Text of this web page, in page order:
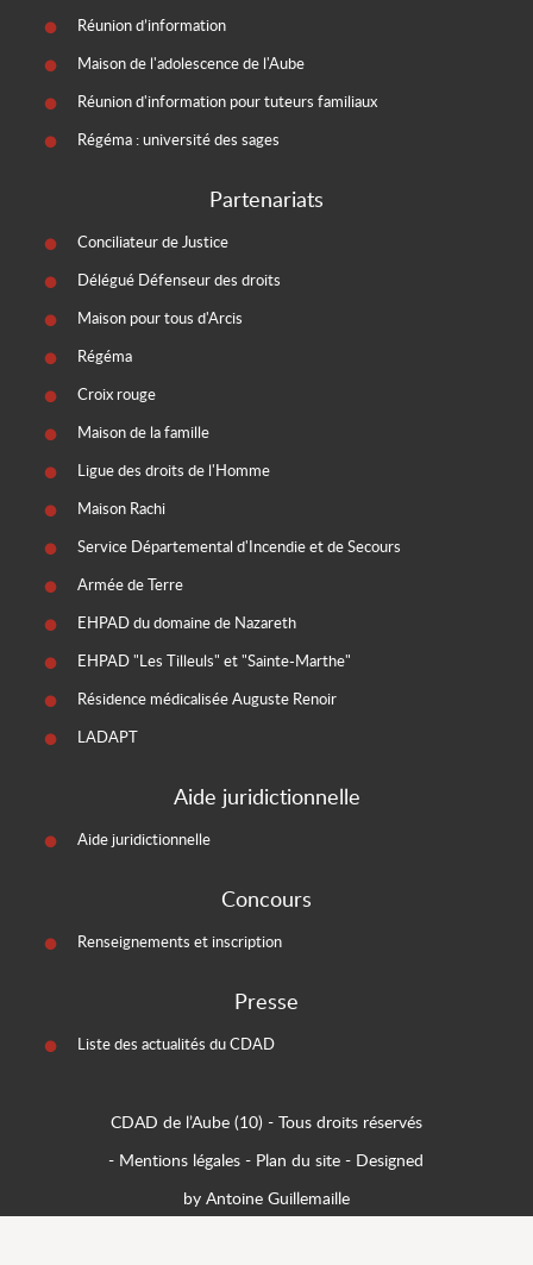
Réunion d’information
Maison de l'adolescence de l'Aube
Réunion d'information pour tuteurs familiaux
Régéma : université des sages
Partenariats
Conciliateur de Justice
Délégué Défenseur des droits
Maison pour tous d'Arcis
Régéma
Croix rouge
Maison de la famille
Ligue des droits de l'Homme
Maison Rachi
Service Départemental d'Incendie et de Secours
Armée de Terre
EHPAD du domaine de Nazareth
EHPAD "Les Tilleuls" et "Sainte-Marthe"
Résidence médicalisée Auguste Renoir
LADAPT
Aide juridictionnelle
Aide juridictionnelle
Concours
Renseignements et inscription
Presse
Liste des actualités du CDAD
CDAD de l’Aube (10) - Tous droits réservés
- Mentions légales - Plan du site - Designed
by Antoine Guillemaille